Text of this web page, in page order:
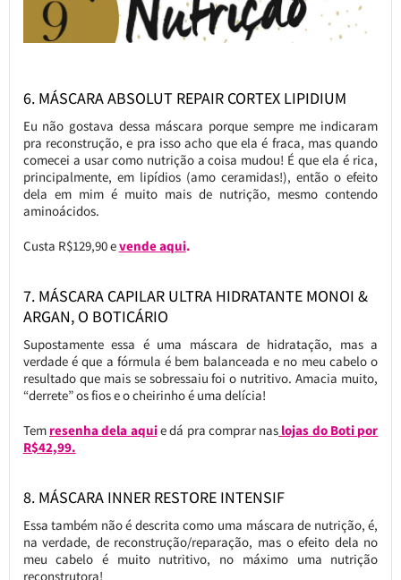
6. MÁSCARA ABSOLUT REPAIR CORTEX LIPIDIUM
Eu não gostava dessa máscara porque sempre me indicaram
pra reconstrução, e pra isso acho que ela é fraca, mas quando
comecei a usar como nutrição a coisa mudou! É que ela é rica,
principalmente, em lipídios (amo ceramidas!), então o efeito
dela em mim é muito mais de nutrição, mesmo contendo
aminoácidos.
Custa R$129,90 evende aqui.
7. MÁSCARA CAPILAR ULTRA HIDRATANTE MONOI &
ARGAN, O BOTICÁRIO
Supostamente essa é uma máscara de hidratação, mas a
verdade é que a fórmula é bem balanceada e no meu cabelo o
resultado que mais se sobressaiu foi o nutritivo. Amacia muito,
“derrete” os fios e o cheirinho é uma delícia!
Tem resenha dela aquie dá pra comprar nas lojas do Boti por
R$42,99.
8. MÁSCARA INNER RESTORE INTENSIF
Essa também não é descrita como uma máscara de nutrição, é,
na verdade, de reconstrução/reparação, mas o efeito dela no
meu cabelo é muito nutritivo, no máximo uma nutrição
reconstrutora!